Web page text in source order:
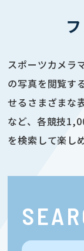
スポーツカメラ
の写真を閲覧す
せるさまざまな
など、各競技
を検索して楽し